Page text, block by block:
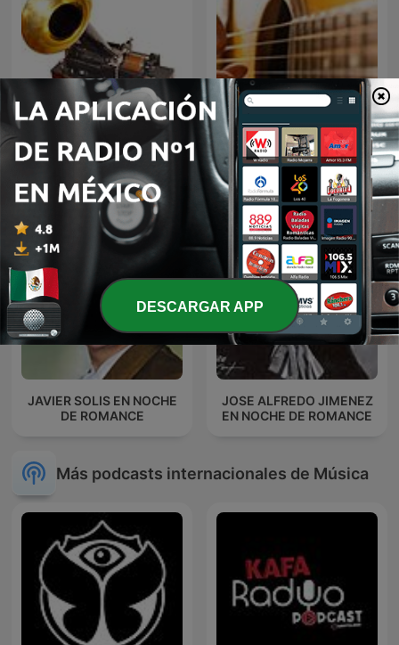
El fonógrafo una
revolución en el sonido
BOLEROS Y TRIOS
ROMANTICOS
JAVIER SOLIS EN NOCHE
DE ROMANCE
JOSE ALFREDO JIMENEZ
EN NOCHE DE ROMANCE
Más podcasts internacionales de Música
DESCARGAR APP